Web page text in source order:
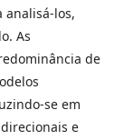
analisá-los,
As
de
se em
e